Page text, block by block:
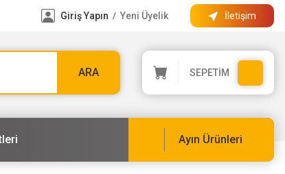
Giriş Yapın / Yeni Üyelik İletişim
ARA SEPETİM
Ayın Ürünleri